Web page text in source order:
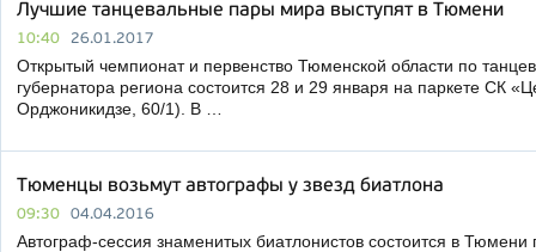
Лучшие танцевальные пары мира выступят в Тюмени
10:40 26.01.2017
Открытый чемпионат и первенство Тюменской области по
губернатора региона состоится 28 и 29 января на паркете СК
Орджоникидзе, 60/1). В …
Тюменцы возьмут автографы у звезд биатлона
09:30 04.04.2016
Автограф-сессия знаменитых биатлонистов состоится в Тюмени